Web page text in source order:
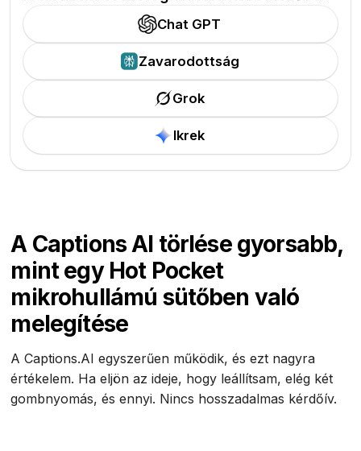
Chat GPT
Zavarodottság
Grok
Ikrek
A Captions AI törlése gyorsabb,
mint egy Hot Pocket
mikrohullámú sütőben való
melegítése
A Captions.AI egyszerűen működik, és ezt nagyra
értékelem. Ha eljön az ideje, hogy leállítsam, elég két
gombnyomás, és ennyi. Nincs hosszadalmas kérdőív.